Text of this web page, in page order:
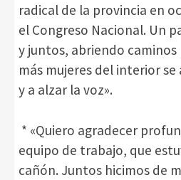
radical de la provincia en
el Congreso Nacional. Un
y juntos, abriendo caminos
más mujeres del interior
y a alzar la voz».
* «Quiero agradecer
equipo de trabajo, que
cañón. Juntos hicimos de